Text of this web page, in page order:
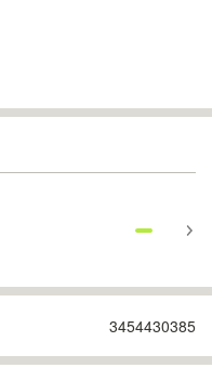
3454430385